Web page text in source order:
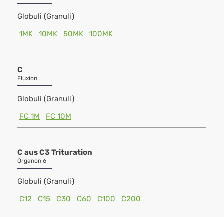
Globuli (Granuli)
1MK
10MK 50MK 100MK
C
Fluxion
Globuli (Granuli)
FC 1M
FC 10M
C aus C3 Trituration
Organon 6
Globuli (Granuli)
C12
C15 C30 C60 C100 C200